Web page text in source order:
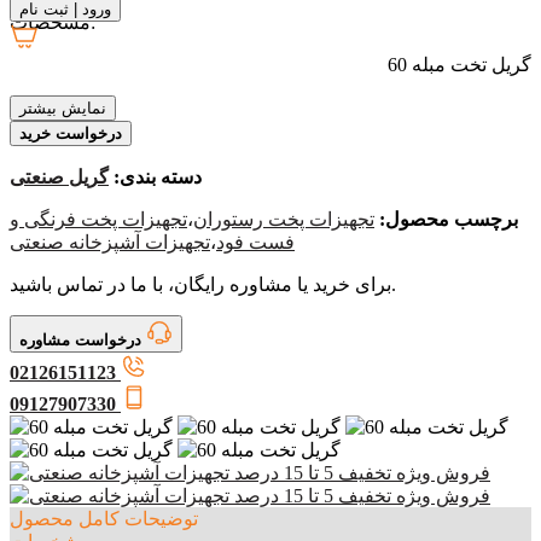
ورود | ثبت نام
مشخصات:
گریل تخت مبله 60
نمایش بیشتر
درخواست خرید
دسته بندی: گریل صنعتی
برچسب محصول: تجهیزات پخت رستوران،تجهیزات پخت فرنگی و
فست فود،تجهیزات آشپزخانه صنعتی
برای خرید یا مشاوره رایگان، با ما در تماس باشید.
درخواست مشاوره
02126151123
09127907330
توضیحات کامل محصول